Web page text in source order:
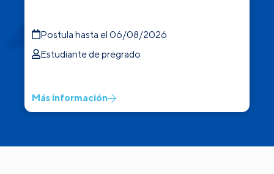
Postula hasta el 06/08/2026
Estudiante de pregrado
Más información